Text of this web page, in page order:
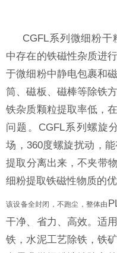
CGFL系列微细粉
中存在的铁磁性杂质进
于微细粉中静电包裹和
筒、磁板、磁棒等除铁
铁杂质颗粒提取率低，
问题。CGFL系列螺旋
场，360度螺旋扰动，
提取分离出来，不夹带
细粉提取铁磁性物质的优
该设备全封闭，不跑尘，整体由
干净、省力、高效。适
铁，水泥工艺除铁，铁